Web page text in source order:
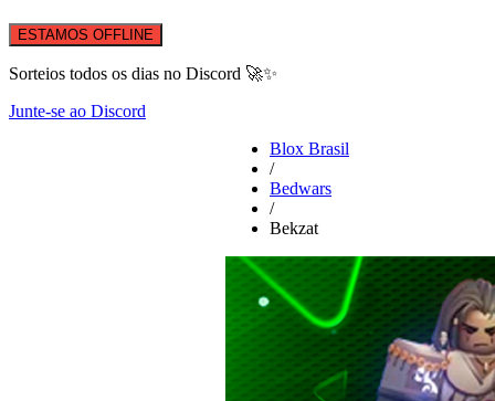
ESTAMOS OFFLINE
Sorteios todos os dias no Discord 🚀✨
Junte-se ao Discord
Blox Brasil
/
Bedwars
/
Bekzat